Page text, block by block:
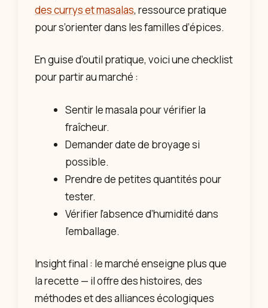
des currys et masalas, ressource pratique
pour s’orienter dans les familles d’épices.
En guise d’outil pratique, voici une checklist
pour partir au marché :
Sentir le masala pour vérifier la
fraîcheur.
Demander date de broyage si
possible.
Prendre de petites quantités pour
tester.
Vérifier l’absence d’humidité dans
l’emballage.
Insight final : le marché enseigne plus que
la recette — il offre des histoires, des
méthodes et des alliances écologiques